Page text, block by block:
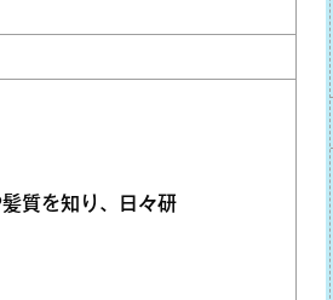
質を知り、日々研